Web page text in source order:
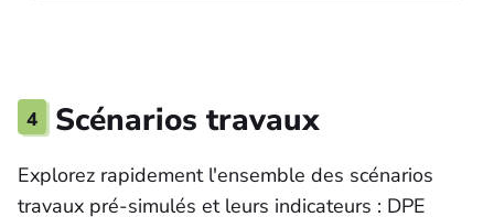
4 Scénarios travaux
Explorez rapidement l'ensemble des scénarios
travaux pré-simulés et leurs indicateurs : DPE